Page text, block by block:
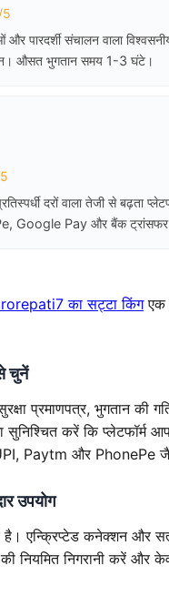
और पारदर्शी संचालन वाला
औसत भुगतान समय 1-3 घंटे।
दरों वाला तेजी से बढ़ता
Google Pay और बैंक ट्रांसफर
का सट्टा किंगएक
चुनें
प्रमाणपत्र, भुगतान की
सुनिश्चित करें कि प्लेटफॉर्म
Paytm और PhonePe
उपयोग
है। एन्क्रिप्टेड कनेक्शन और
नियमित निगरानी करें और